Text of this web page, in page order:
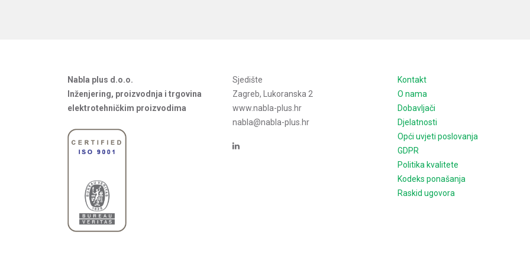
Nabla plus d.o.o.
Inženjering, proizvodnja i trgovina
elektrotehničkim proizvodima
Sjedište
Zagreb, Lukoranska 2
www.nabla-plus.hr
nabla@nabla-plus.hr
Kontakt
O nama
Dobavljači
Djelatnosti
Opći uvjeti poslovanja
GDPR
Politika kvalitete
Kodeks ponašanja
Raskid ugovora